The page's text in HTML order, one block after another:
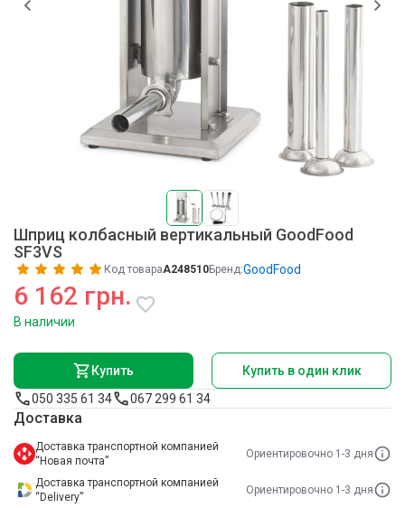
Шприц колбасный вертикальный GoodFood
SF3VS
Код товараA248510Бренд:GoodFood
6 162 грн.
В наличии
Купить
Купить в один клик
050 335 61 34
067 299 61 34
Доставка
Доставка транспортной компанией
“Новая почта”
Ориентировочно 1-3 дня
Доставка транспортной компанией
“Delivery”
Ориентировочно 1-3 дня